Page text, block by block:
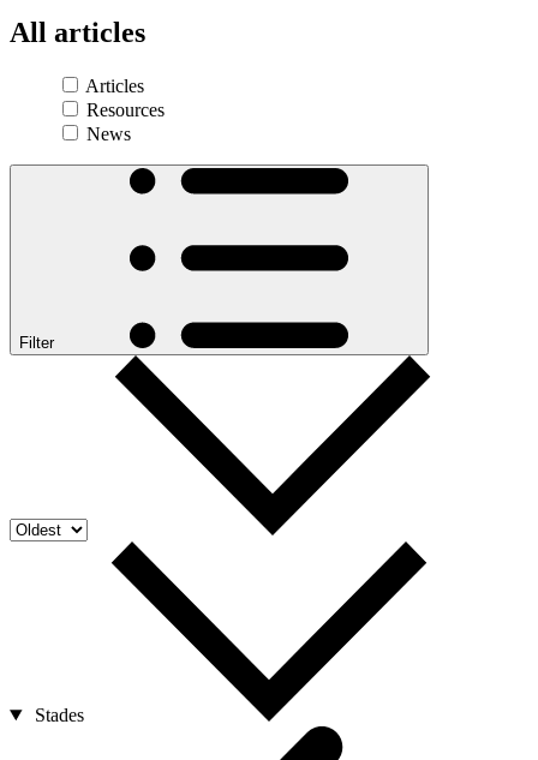
All articles
Articles
Resources
News
Filter
Stades